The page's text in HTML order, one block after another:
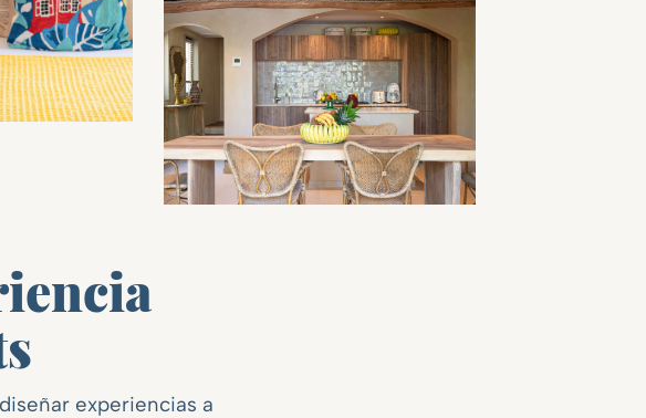
experiencias a